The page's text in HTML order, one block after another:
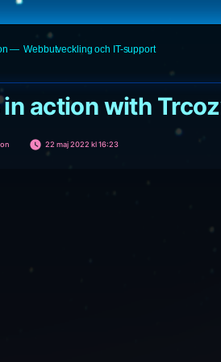
Webbutveckling och IT-support
in action with
22 maj 2022 kl 16:23